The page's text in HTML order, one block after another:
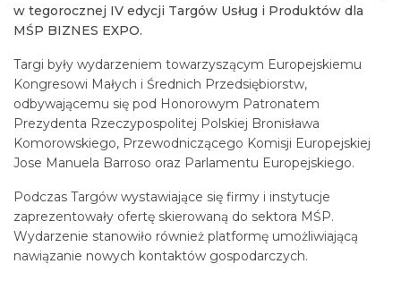
w tegorocznej IV edycji Targów Usług i Produktów dla
MŚP BIZNES EXPO.
Targi były wydarzeniem towarzyszącym Europejskiemu
Kongresowi Małych i Średnich Przedsiębiorstw,
odbywającemu się pod Honorowym Patronatem
Prezydenta Rzeczypospolitej Polskiej Bronisława
Komorowskiego, Przewodniczącego Komisji Europejskiej
Jose Manuela Barroso oraz Parlamentu Europejskiego.
Podczas Targów wystawiające się firmy i instytucje
zaprezentowały ofertę skierowaną do sektora MŚP.
Wydarzenie stanowiło również platformę umożliwiającą
nawiązanie nowych kontaktów gospodarczych.